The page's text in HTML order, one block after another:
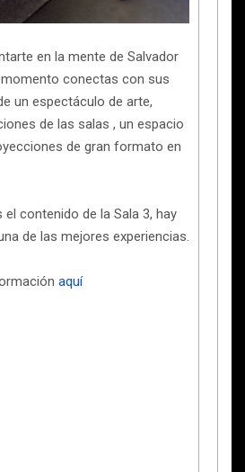
en la mente de Salvador
momento conectas con sus
un espectáculo de arte,
de las salas , un espacio
de gran formato en
contenido de la Sala 3, hay
de las mejores experiencias.
aquí